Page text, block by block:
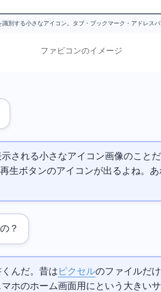
識別する小さなアイコン。タブ・ブックマーク・アドレス
ファビコンのイメージ
される小さなアイコン画像のことだ
赤い再生ボタンのアイコンが出るよね
？
みたいに書くんだ。昔は16x16 ピクセルの.icoファイル
マホのホーム画面用にapple-touch-iconという大